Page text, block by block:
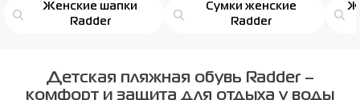
Женские шапки
Radder
Сумки женские
Radder
Детская пляжная обувь Radder –
комфорт и защита для отдыха у воды